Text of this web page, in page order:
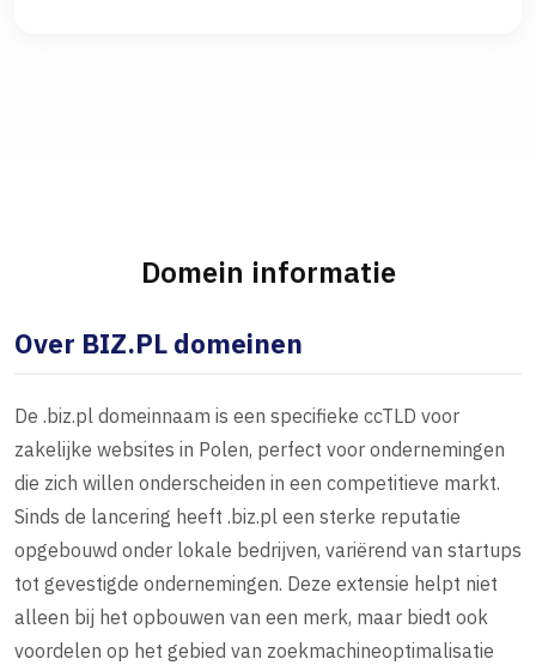
Domein informatie
Over BIZ.PL domeinen
De .biz.pl domeinnaam is een specifieke ccTLD voor
zakelijke websites in Polen, perfect voor ondernemingen
die zich willen onderscheiden in een competitieve markt.
Sinds de lancering heeft .biz.pl een sterke reputatie
opgebouwd onder lokale bedrijven, variërend van startups
tot gevestigde ondernemingen. Deze extensie helpt niet
alleen bij het opbouwen van een merk, maar biedt ook
voordelen op het gebied van zoekmachineoptimalisatie